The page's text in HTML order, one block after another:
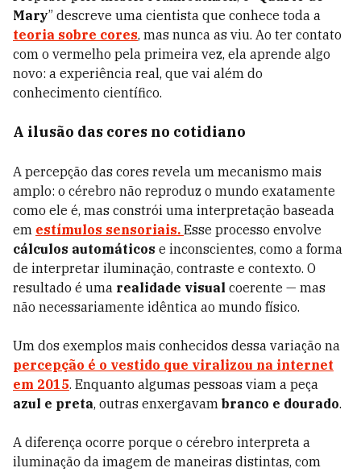
Mary” descreve uma cientista que conhece toda a
teoria sobre cores, mas nunca as viu. Ao ter contato
com o vermelho pela primeira vez, ela aprende algo
novo: a experiência real, que vai além do
conhecimento científico.
A ilusão das cores no cotidiano
A percepção das cores revela um mecanismo mais
amplo: o cérebro não reproduz o mundo exatamente
como ele é, mas constrói uma interpretação baseada
em estímulos sensoriais. Esse processo envolve
cálculos automáticos e inconscientes, como a forma
de interpretar iluminação, contraste e contexto. O
resultado é uma realidade visual coerente — mas
não necessariamente idêntica ao mundo físico.
Um dos exemplos mais conhecidos dessa variação na
percepção é o vestido que viralizou na internet
em 2015. Enquanto algumas pessoas viam a peça
azul e preta, outras enxergavam branco e dourado.
A diferença ocorre porque o cérebro interpreta a
iluminação da imagem de maneiras distintas, com